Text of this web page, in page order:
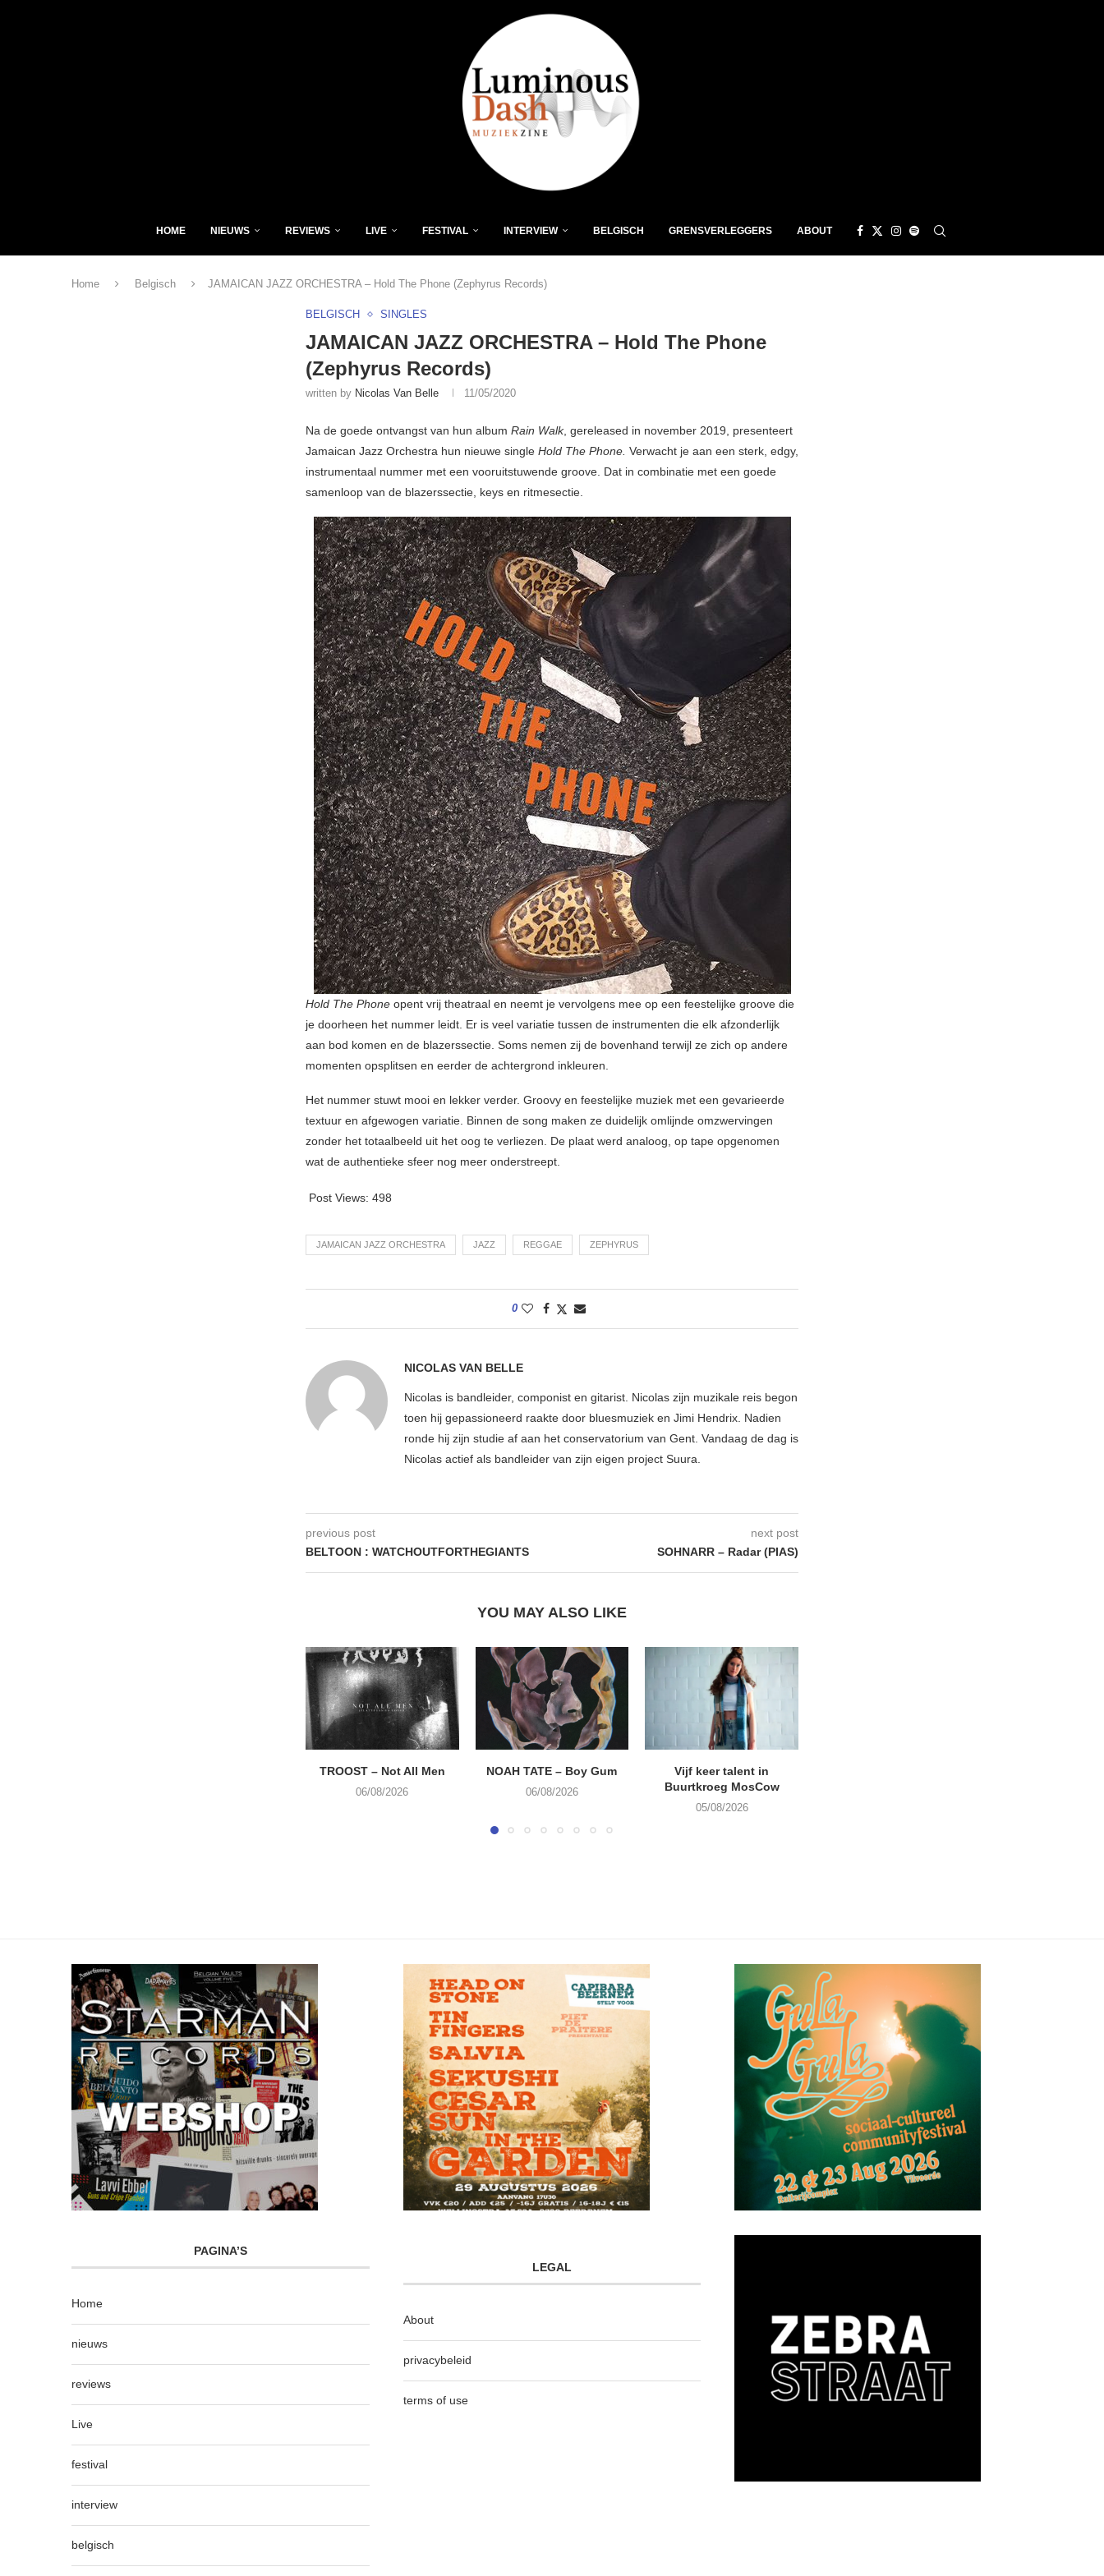
HOME NIEUWS REVIEWS LIVE FESTIVAL INTERVIEW BELGISCH GRENSVERLEGGERS ABOUT
Home Belgisch JAMAICAN JAZZ ORCHESTRA – Hold The Phone (Zephyrus Records)
BELGISCH SINGLES
JAMAICAN JAZZ ORCHESTRA – Hold The Phone
(Zephyrus Records)
written by Nicolas Van Belle 11/05/2020
Na de goede ontvangst van hun album Rain Walk, gereleased in november 2019, presenteert
Jamaican Jazz Orchestra hun nieuwe single Hold The Phone. Verwacht je aan een sterk, edgy,
instrumentaal nummer met een vooruitstuwende groove. Dat in combinatie met een goede
samenloop van de blazerssectie, keys en ritmesectie.
Hold The Phone opent vrij theatraal en neemt je vervolgens mee op een feestelijke groove die
je doorheen het nummer leidt. Er is veel variatie tussen de instrumenten die elk afzonderlijk
aan bod komen en de blazerssectie. Soms nemen zij de bovenhand terwijl ze zich op andere
momenten opsplitsen en eerder de achtergrond inkleuren.
Het nummer stuwt mooi en lekker verder. Groovy en feestelijke muziek met een gevarieerde
textuur en afgewogen variatie. Binnen de song maken ze duidelijk omlijnde omzwervingen
zonder het totaalbeeld uit het oog te verliezen. De plaat werd analoog, op tape opgenomen
wat de authentieke sfeer nog meer onderstreept.
Post Views: 498
JAMAICAN JAZZ ORCHESTRA JAZZ REGGAE ZEPHYRUS
0
NICOLAS VAN BELLE
Nicolas is bandleider, componist en gitarist. Nicolas zijn muzikale reis begon
toen hij gepassioneerd raakte door bluesmuziek en Jimi Hendrix. Nadien
ronde hij zijn studie af aan het conservatorium van Gent. Vandaag de dag is
Nicolas actief als bandleider van zijn eigen project Suura.
previous post
BELTOON : WATCHOUTFORTHEGIANTS
next post
SOHNARR – Radar (PIAS)
YOU MAY ALSO LIKE
TROOST – Not All Men
06/08/2026
NOAH TATE – Boy Gum
06/08/2026
Vijf keer talent in
Buurtkroeg MosCow
05/08/2026
PAGINA’S
Home
nieuws
reviews
Live
festival
interview
belgisch
LEGAL
About
privacybeleid
terms of use